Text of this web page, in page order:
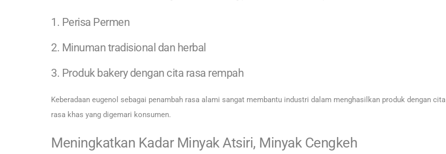
1. Perisa Permen
2. Minuman tradisional dan herbal
3. Produk bakery dengan cita rasa rempah
Keberadaan eugenol sebagai penambah rasa alami sangat membantu industri dalam menghasilkan produk dengan cita
rasa khas yang digemari konsumen.
Meningkatkan Kadar Minyak Atsiri, Minyak Cengkeh